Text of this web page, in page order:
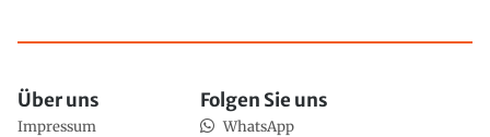
Über uns
Impressum
Folgen Sie uns
WhatsApp